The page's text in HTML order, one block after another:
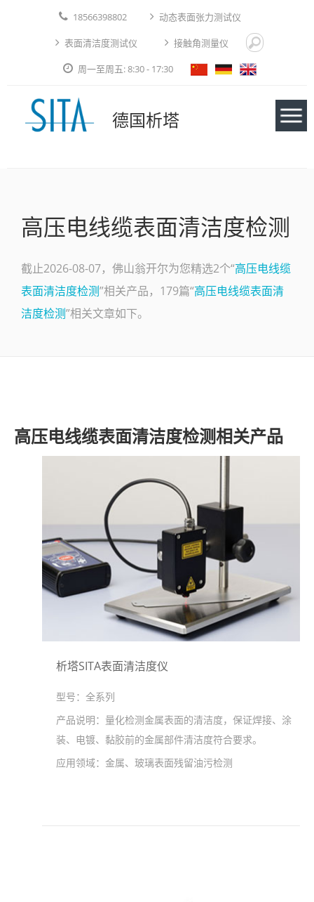
18566398802 动态表面张力测试仪
表面清洁度测试仪 接触角测量仪
周一至周五: 8:30 - 17:30
德国析塔
应用实例
技术论文
免费测试
高压电线缆表面清洁度检测
截止2026-08-07，佛山翁开尔为您精选2个“高压电线缆
表面清洁度检测”相关产品，179篇“高压电线缆表面清
洁度检测”相关文章如下。
高压电线缆表面清洁度检测相关产品
析塔SITA表面清洁度仪
型号： 全系列
产品说明： 量化检测金属表面的清洁度，保证焊接、涂
装、电镀、黏胶前的金属部件清洁度符合要求。
应用领域： 金属、玻璃表面残留油污检测